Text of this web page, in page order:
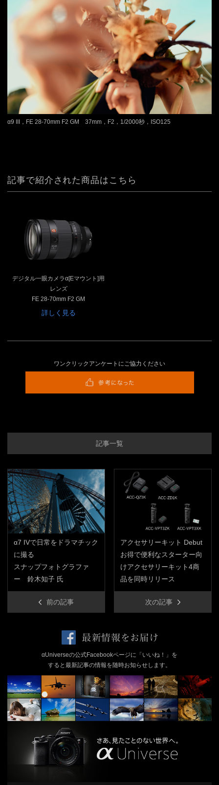
α9 III，FE 28-70mm F2 GM 37mm，F2，1/2000秒，ISO125
記事で紹介された商品はこちら
デジタル一眼カメラα[Eマウント]用
レンズ
FE 28-70mm F2 GM
詳しく見る
ワンクリックアンケートにご協力ください
記事一覧
α7 IVで日常をドラマチック
に撮る
スナップフォトグラファ
ー 鈴木知子 氏
前の記事
アクセサリーキット Debut
お得で便利なスターター向
けアクセサリーキット4商
品を同時リリース
次の記事
αUniverseの公式Facebookページに「いいね！」を
すると最新記事の情報を随時お知らせします。